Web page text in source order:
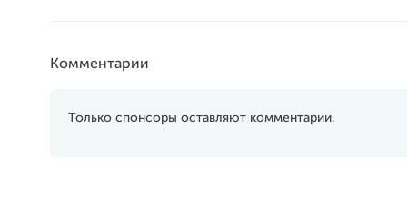
Комментарии
Только спонсоры оставляют комментарии.